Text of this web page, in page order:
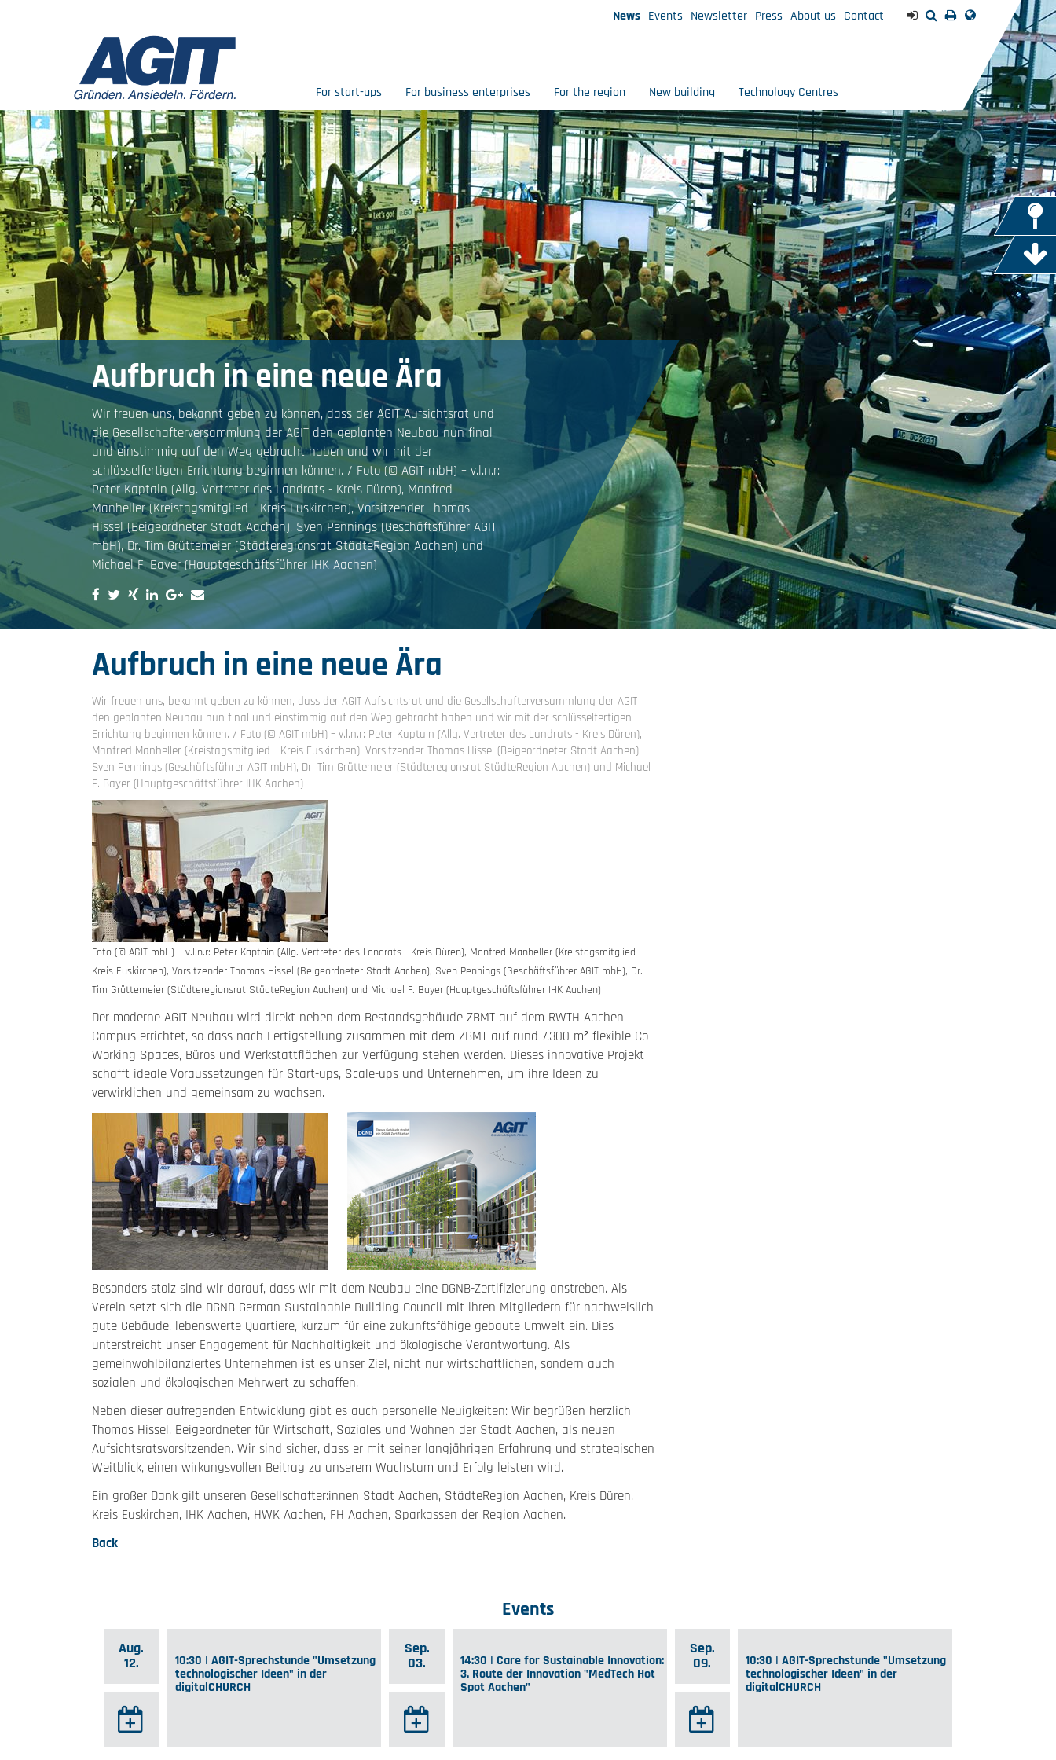
News Events Newsletter Press About us Contact
For start-ups For business enterprises For the region New building Technology Centres
Aufbruch in eine neue Ära
Wir freuen uns, bekannt geben zu können, dass der AGIT Aufsichtsrat und
die Gesellschafterversammlung der AGIT den geplanten Neubau nun final
und einstimmig auf den Weg gebracht haben und wir mit der
schlüsselfertigen Errichtung beginnen können. / Foto (© AGIT mbH) – v.l.n.r:
Peter Kaptain (Allg. Vertreter des Landrats - Kreis Düren), Manfred
Manheller (Kreistagsmitglied - Kreis Euskirchen), Vorsitzender Thomas
Hissel (Beigeordneter Stadt Aachen), Sven Pennings (Geschäftsführer AGIT
mbH), Dr. Tim Grüttemeier (Städteregionsrat StädteRegion Aachen) und
Michael F. Bayer (Hauptgeschäftsführer IHK Aachen)
Aufbruch in eine neue Ära
Wir freuen uns, bekannt geben zu können, dass der AGIT Aufsichtsrat und die Gesellschafterversammlung der AGIT
den geplanten Neubau nun final und einstimmig auf den Weg gebracht haben und wir mit der schlüsselfertigen
Errichtung beginnen können. / Foto (© AGIT mbH) – v.l.n.r: Peter Kaptain (Allg. Vertreter des Landrats - Kreis Düren),
Manfred Manheller (Kreistagsmitglied - Kreis Euskirchen), Vorsitzender Thomas Hissel (Beigeordneter Stadt Aachen),
Sven Pennings (Geschäftsführer AGIT mbH), Dr. Tim Grüttemeier (Städteregionsrat StädteRegion Aachen) und Michael
F. Bayer (Hauptgeschäftsführer IHK Aachen)
Foto (© AGIT mbH) – v.l.n.r: Peter Kaptain (Allg. Vertreter des Landrats - Kreis Düren), Manfred Manheller (Kreistagsmitglied -
Kreis Euskirchen), Vorsitzender Thomas Hissel (Beigeordneter Stadt Aachen), Sven Pennings (Geschäftsführer AGIT mbH), Dr.
Tim Grüttemeier (Städteregionsrat StädteRegion Aachen) und Michael F. Bayer (Hauptgeschäftsführer IHK Aachen)
Der moderne AGIT Neubau wird direkt neben dem Bestandsgebäude ZBMT auf dem RWTH Aachen
Campus errichtet, so dass nach Fertigstellung zusammen mit dem ZBMT auf rund 7.300 m² flexible Co-
Working Spaces, Büros und Werkstattflächen zur Verfügung stehen werden. Dieses innovative Projekt
schafft ideale Voraussetzungen für Start-ups, Scale-ups und Unternehmen, um ihre Ideen zu
verwirklichen und gemeinsam zu wachsen.
Besonders stolz sind wir darauf, dass wir mit dem Neubau eine DGNB-Zertifizierung anstreben. Als
Verein setzt sich die DGNB German Sustainable Building Council mit ihren Mitgliedern für nachweislich
gute Gebäude, lebenswerte Quartiere, kurzum für eine zukunftsfähige gebaute Umwelt ein. Dies
unterstreicht unser Engagement für Nachhaltigkeit und ökologische Verantwortung. Als
gemeinwohlbilanziertes Unternehmen ist es unser Ziel, nicht nur wirtschaftlichen, sondern auch
sozialen und ökologischen Mehrwert zu schaffen.
Neben dieser aufregenden Entwicklung gibt es auch personelle Neuigkeiten: Wir begrüßen herzlich
Thomas Hissel, Beigeordneter für Wirtschaft, Soziales und Wohnen der Stadt Aachen, als neuen
Aufsichtsratsvorsitzenden. Wir sind sicher, dass er mit seiner langjährigen Erfahrung und strategischen
Weitblick, einen wirkungsvollen Beitrag zu unserem Wachstum und Erfolg leisten wird.
Ein großer Dank gilt unseren Gesellschafter:innen Stadt Aachen, StädteRegion Aachen, Kreis Düren,
Kreis Euskirchen, IHK Aachen, HWK Aachen, FH Aachen, Sparkassen der Region Aachen.
Back
Events
Aug.
12.
10:30 | AGIT-Sprechstunde "Umsetzung
technologischer Ideen" in der
digitalCHURCH
Sep.
03.
14:30 | Care for Sustainable Innovation:
3. Route der Innovation "MedTech Hot
Spot Aachen"
Sep.
09.
10:30 | AGIT-Sprechstunde "Umsetzung
technologischer Ideen" in der
digitalCHURCH